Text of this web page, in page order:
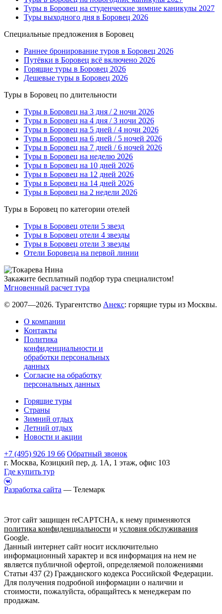
Туры в Боровец на студенческие зимние каникулы 2027
Туры выходного дня в Боровец 2026
Специальные предложения в Боровец
Раннее бронирование туров в Боровец 2026
Путёвки в Боровец всё включено 2026
Горящие туры в Боровец 2026
Дешевые туры в Боровец 2026
Туры в Боровец по длительности
Туры в Боровец на 3 дня / 2 ночи 2026
Туры в Боровец на 4 дня / 3 ночи 2026
Туры в Боровец на 5 дней / 4 ночи 2026
Туры в Боровец на 6 дней / 5 ночей 2026
Туры в Боровец на 7 дней / 6 ночей 2026
Туры в Боровец на неделю 2026
Туры в Боровец на 10 дней 2026
Туры в Боровец на 12 дней 2026
Туры в Боровец на 14 дней 2026
Туры в Боровец на 2 недели 2026
Туры в Боровец по категории отелей
Туры в Боровец отели 5 звезд
Туры в Боровец отели 4 звезды
Туры в Боровец отели 3 звезды
Отели Боровеца на первой линии
Закажите бесплатный подбор тура специалистом!
Мгновенный расчет тура
© 2007—2026. Турагентство Анекс: горящие туры из Москвы.
О компании
Контакты
Политика
конфиденциальности и
обработки персональных
данных
Согласие на обработку
персональных данных
Горящие туры
Страны
Зимний отдых
Летний отдых
Новости и акции
+7 (495) 926 19 66 Обратный звонок
г. Москва, Козицкий пер, д. 1А, 1 этаж, офис 103
Где купить тур
Разработка сайта — Телемарк
Этот сайт защищен reCAPTCHA, к нему применяются
политика конфиденциальности и условия обслуживания
Google.
Данный интернет сайт носит исключительно
информационный характер и вся информация на нем не
является публичной офертой, определяемой положениями
Статьи 437 (2) Гражданского кодекса Российской Федерации.
Для получения подробной информации о наличии и
стоимости, пожалуйста, обращайтесь к менеджерам по
продажам.